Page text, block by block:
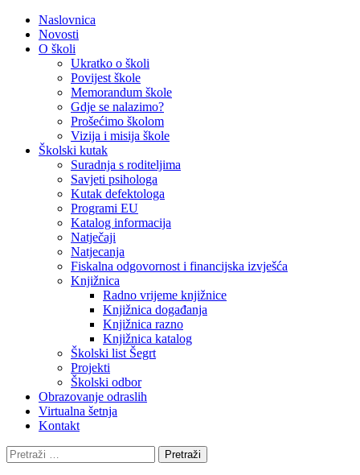
Naslovnica
Novosti
O školi
Ukratko o školi
Povijest škole
Memorandum škole
Gdje se nalazimo?
Prošećimo školom
Vizija i misija škole
Školski kutak
Suradnja s roditeljima
Savjeti psihologa
Kutak defektologa
Programi EU
Katalog informacija
Natječaji
Natjecanja
Fiskalna odgovornost i financijska izvješća
Knjižnica
Radno vrijeme knjižnice
Knjižnica događanja
Knjižnica razno
Knjižnica katalog
Školski list Šegrt
Projekti
Školski odbor
Obrazovanje odraslih
Virtualna šetnja
Kontakt
Pretraži: